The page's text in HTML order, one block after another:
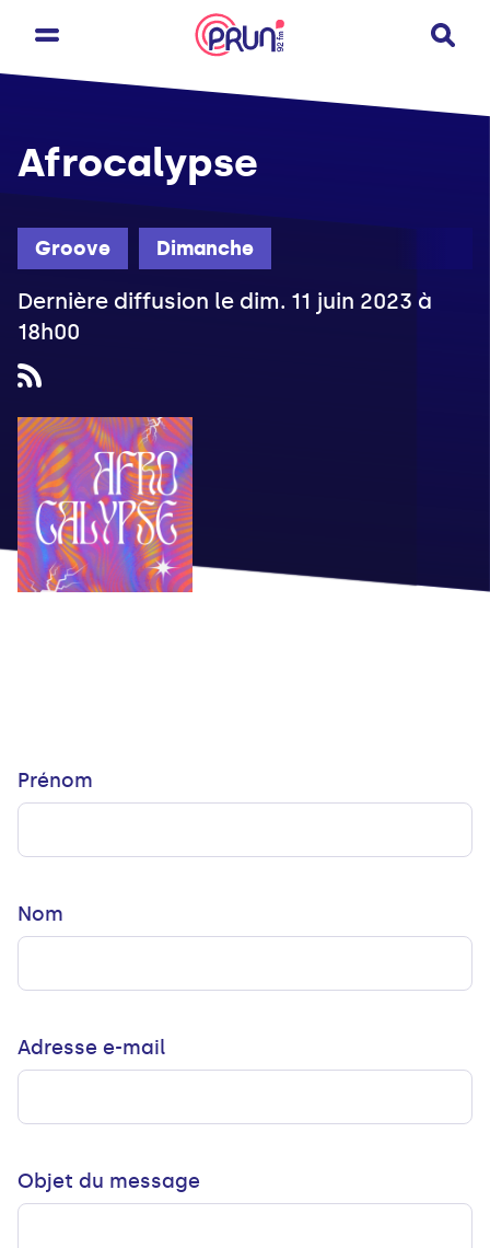
Groove Dimanche
Afrocalypse
Dernière diffusion le dim. 11 juin 2023 à
18h00
Prénom
Nom
Adresse e-mail
Objet du message